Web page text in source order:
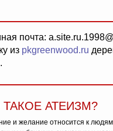
почта:
из pkgreenwood.ru
ТАКОЕ АТЕИЗМ?
и желание относится к